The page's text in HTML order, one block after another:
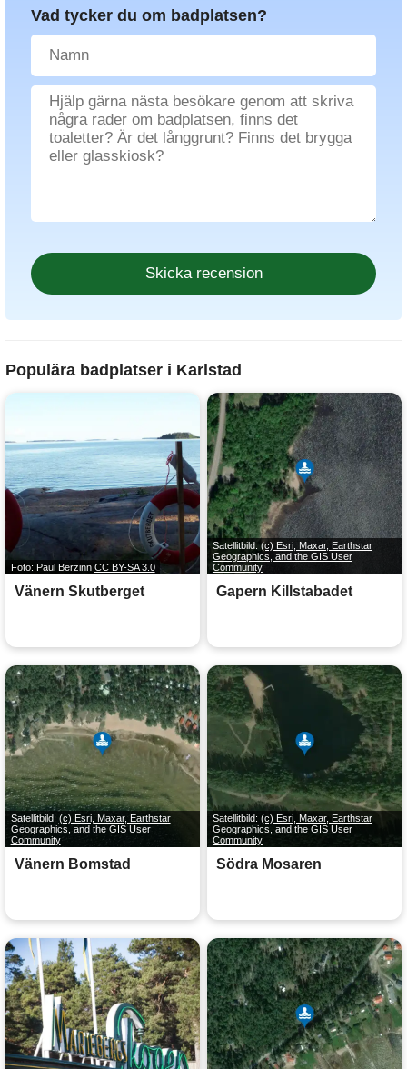
Vad tycker du om badplatsen?
Populära badplatser i Karlstad
Foto: Paul Berzinn CC BY-SA 3.0
Vänern Skutberget
Satellitbild: (c) Esri, Maxar, Earthstar
Geographics, and the GIS User
Community
Gapern Killstabadet
Satellitbild: (c) Esri, Maxar, Earthstar
Geographics, and the GIS User
Community
Vänern Bomstad
Satellitbild: (c) Esri, Maxar, Earthstar
Geographics, and the GIS User
Community
Södra Mosaren